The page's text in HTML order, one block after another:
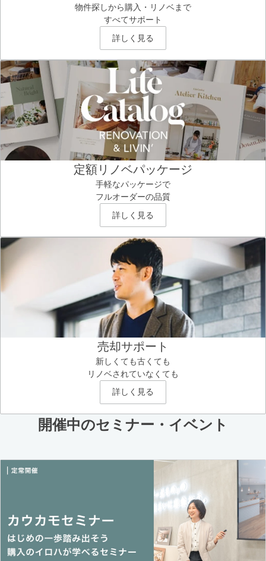
物件探しから購入・リノベまで
すべてサポート
詳しく見る
定額リノベパッケージ
手軽なパッケージで
フルオーダーの品質
詳しく見る
売却サポート
新しくても古くても
リノベされていなくても
詳しく見る
開催中のセミナー・イベント